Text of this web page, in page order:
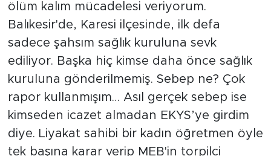
ölüm kalım mücadelesi veriyorum.
Balıkesir'de, Karesi ilçesinde, ilk defa
sadece şahsım sağlık kuruluna sevk
ediliyor. Başka hiç kimse daha önce sağlık
kuruluna gönderilmemiş. Sebep ne? Çok
rapor kullanmışım… Asıl gerçek sebep ise
kimseden icazet almadan EKYS’ye girdim
diye. Liyakat sahibi bir kadın öğretmen öyle
tek başına karar verip MEB'in torpilci